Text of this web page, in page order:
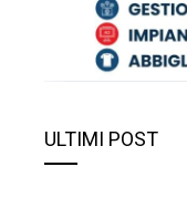
ULTIMI POST